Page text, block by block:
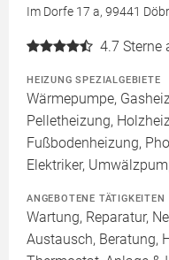
Im Dorfe 17 a, 99441
4.7 Sterne
HEIZUNG SPEZIALGEBIETE
Wärmepumpe,
Pelletheizung,
Fußbodenheizung,
Elektriker,
ANGEBOTENE TÄTIGKEITEN
Wartung, Reparatur,
Austausch, Beratung,